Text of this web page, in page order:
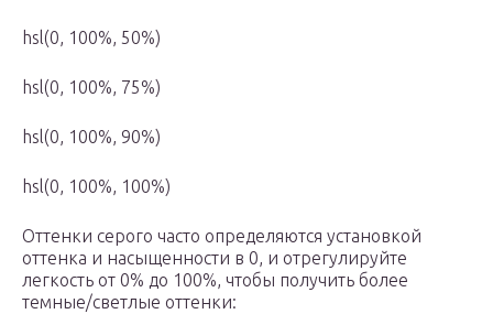
hsl(0, 100%, 50%)
hsl(0, 100%, 75%)
hsl(0, 100%, 90%)
hsl(0, 100%, 100%)
Оттенки серого часто определяются установкой
оттенка и насыщенности в 0, и отрегулируйте
легкость от 0% до 100%, чтобы получить более
темные/светлые оттенки: